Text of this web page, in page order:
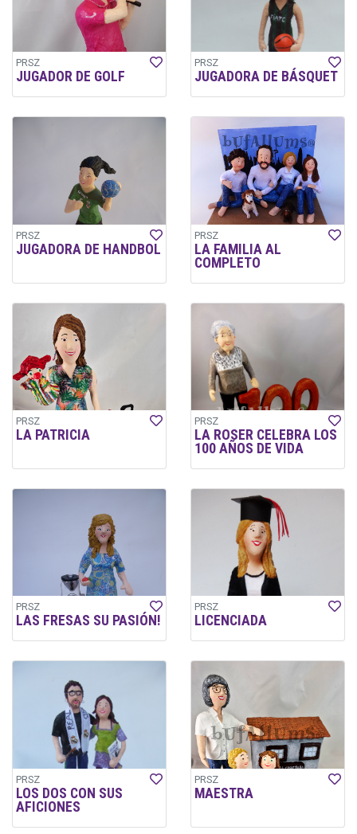
PRSZ
JUGADOR DE GOLF
PRSZ
JUGADORA DE BÁSQUET
PRSZ
JUGADORA DE HANDBOL
PRSZ
LA FAMILIA AL
COMPLETO
PRSZ
LA PATRICIA
PRSZ
LA ROSER CELEBRA LOS
100 AÑOS DE VIDA
PRSZ
LAS FRESAS SU PASIÓN!
PRSZ
LICENCIADA
PRSZ
LOS DOS CON SUS
AFICIONES
PRSZ
MAESTRA